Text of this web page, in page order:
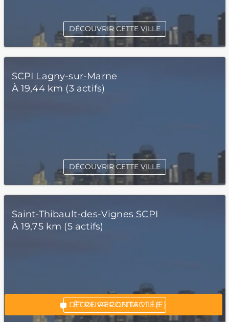
*Champs obligatoires
“Excellent”, 165 avis
ÊTRE RECONTACTÉ(E)
DÉCOUVRIR CETTE VILLE
SCPI Lagny-sur-Marne
À 19,44 km (3 actifs)
DÉCOUVRIR CETTE VILLE
Saint-Thibault-des-Vignes SCPI
À 19,75 km (5 actifs)
DÉCOUVRIR CETTE VILLE